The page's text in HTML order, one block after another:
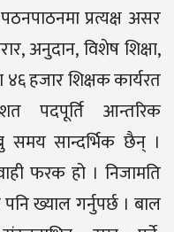
प्रत्यक्ष असर
अनुदान, विशेष शिक्षा,
४६ हजार शिक्षक कार्यरत
पदपूर्ति आन्तरिक
समय सान्दर्भिक छैन् ।
फरक हो । निजामति
ख्याल गर्नुपर्छ । बाल